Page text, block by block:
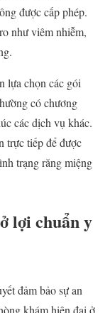
được cấp phép.
như viêm nhiễm,
lựa chọn các gói
có chương
các dịch vụ khác.
trực tiếp để được
trạng răng miệng
lợi chuẩn y
đảm bảo sự an
khám hiện đại ở